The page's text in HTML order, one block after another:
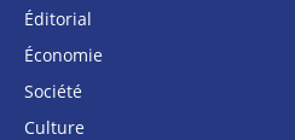
Éditorial
Économie
Société
Culture